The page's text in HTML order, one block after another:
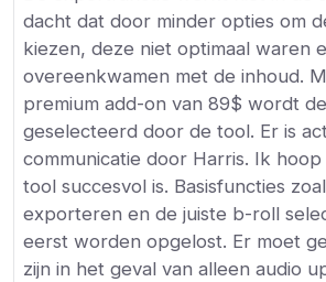
dacht dat door minder opties om
kiezen, deze niet optimaal waren
overeenkwamen met de inhoud.
premium add-on van 89$ wordt
geselecteerd door de tool. Er is
communicatie door Harris. Ik
tool succesvol is. Basisfuncties
exporteren en de juiste b-roll
eerst worden opgelost. Er moet
zijn in het geval van alleen audio